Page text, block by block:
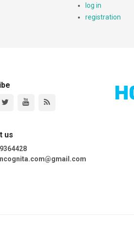
log in
registration
us